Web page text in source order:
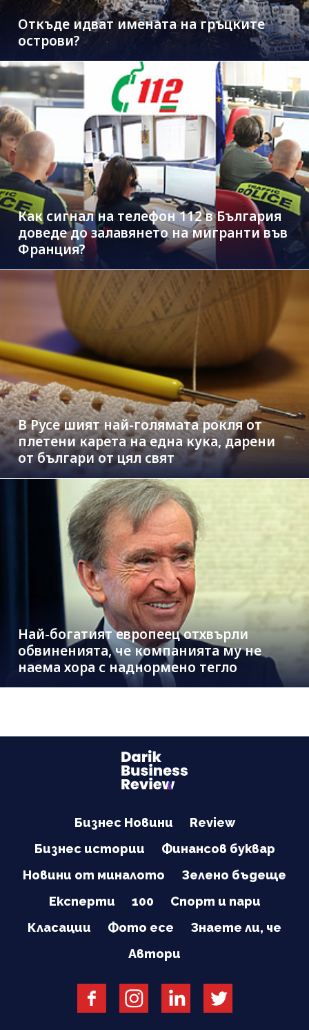
Откъде идват имената на гръцките
острови?
Как сигнал на телефон 112 в България
доведе до залавянето на мигранти във
Франция?
В Русе шият най-голямата рокля от
плетени карета на една кука, дарени
от българи от цял свят
Най-богатият европеец отхвърли
обвиненията, че компанията му не
наема хора с наднормено тегло
Бизнес Новини
Review
Бизнес истории
Финансов буквар
Новини от миналото
Зелено бъдеще
Експерти
100
Спорт и пари
Класации
Фото есе
Знаете ли, че
Автори